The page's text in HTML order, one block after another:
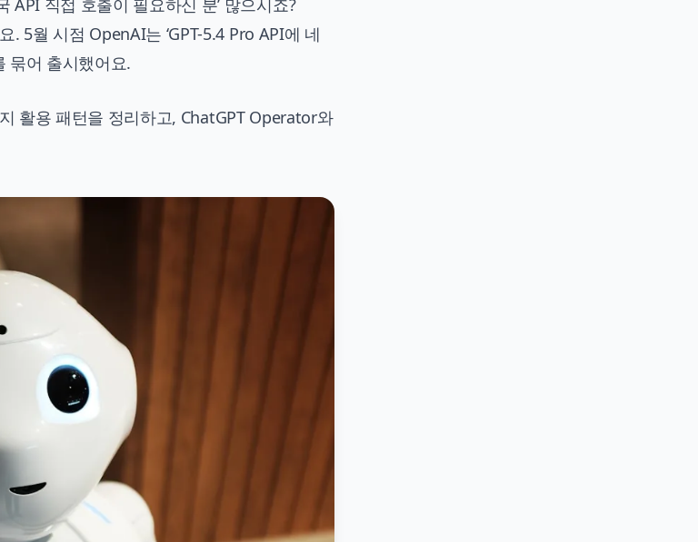
API 직접 호출이 필요하신 분’ 많으시죠?
5월 시점 OpenAI는 ‘GPT-5.4 Pro API에 네
묶어 출시했어요.
활용 패턴을 정리하고, ChatGPT Operator와